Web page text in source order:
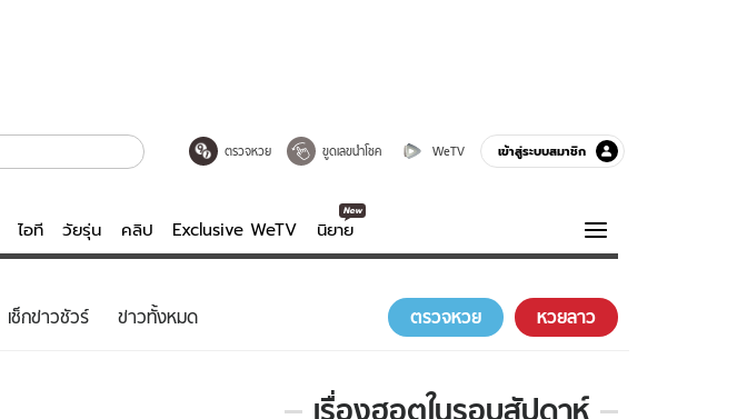
ตรวจหวย ขูดเลขนำโชค WeTV เข้าสู่ระบบสมาชิก
ไอที วัยรุ่น คลิป Exclusive WeTV นิยาย
บันเทิงครบรส ความรู้รอบตัว
ฮาวทู
เช็กข่าวชัวร์ ข่าวทั้งหมด ตรวจหวย หวยลาว
เรื่องฮอตในรอบสัปดาห์